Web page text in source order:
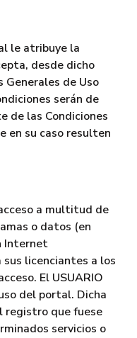
le atribuye la
desde dicho
Generales de Uso
serán de
de las Condiciones
en su caso resulten
a multitud de
o datos (en
Internet
sus licenciantes a los
El USUARIO
del portal. Dicha
registro que fuese
servicios o